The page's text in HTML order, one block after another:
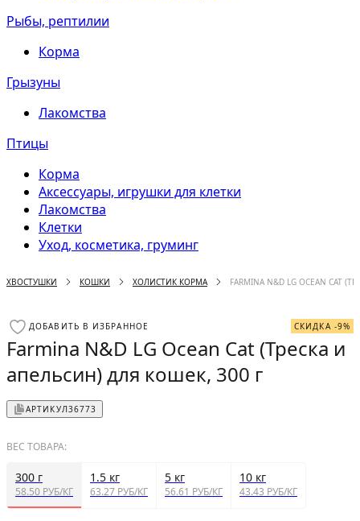
Рыбы, рептилии
Корма
Грызуны
Лакомства
Птицы
Корма
Аксессуары, игрушки для клетки
Лакомства
Клетки
Уход, косметика, груминг
ХВОСТУШКИ КОШКИ ХОЛИСТИК КОРМА FARMINA N&D LG OCEAN CAT
ДОБАВИТЬ В ИЗБРАННОЕ СКИДКА -9%
Farmina N&D LG Ocean Cat (Треска и
апельсин) для кошек, 300 г
АРТИКУЛ36773
ВЕС ТОВАРА:
300 г
58.50 РУБ/КГ
1.5 кг
63.27 РУБ/КГ
5 кг
56.61 РУБ/КГ
10 кг
43.43 РУБ/КГ